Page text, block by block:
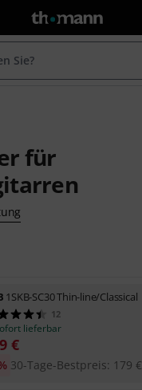
für
1SKB-SC30 Thin-line/Classical
12
lieferbar
€
30-Tage-Bestpreis: 179 €